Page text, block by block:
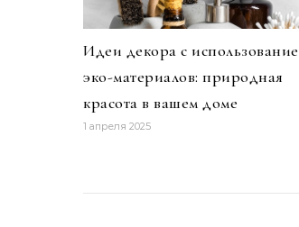
Идеи декора с
эко-материалов: природная
красота в вашем доме
1 апреля 2025